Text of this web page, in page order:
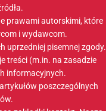
prawami autorskimi, które
i wydawcom.
uprzedniej pisemnej zgody.
treści (m.in. na zasadzie
informacyjnych.
poszczególnych